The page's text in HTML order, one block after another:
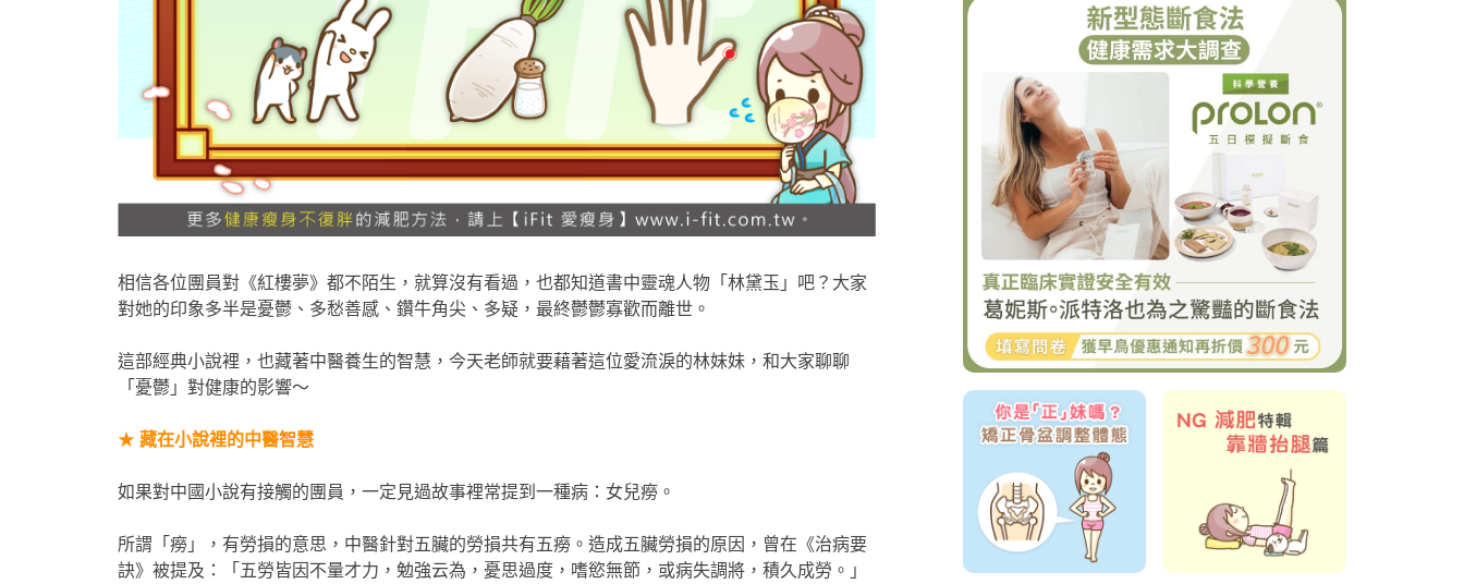
相信各位團員對《紅樓夢》都不陌生，就算沒有看過，也都知道書中靈魂人物「林黛玉」吧？大家
對她的印象多半是憂鬱、多愁善感、鑽牛角尖、多疑，最終鬱鬱寡歡而離世。
這部經典小說裡，也藏著中醫養生的智慧，今天老師就要藉著這位愛流淚的林妹妹，和大家聊聊
「憂鬱」對健康的影響～
★ 藏在小說裡的中醫智慧
如果對中國小說有接觸的團員，一定見過故事裡常提到一種病：女兒癆。
所謂「癆」，有勞損的意思，中醫針對五臟的勞損共有五癆。造成五臟勞損的原因，曾在《治病要
訣》被提及：「五勞皆因不量才力，勉強云為，憂思過度，嗜慾無節，或病失調將，積久成勞。」